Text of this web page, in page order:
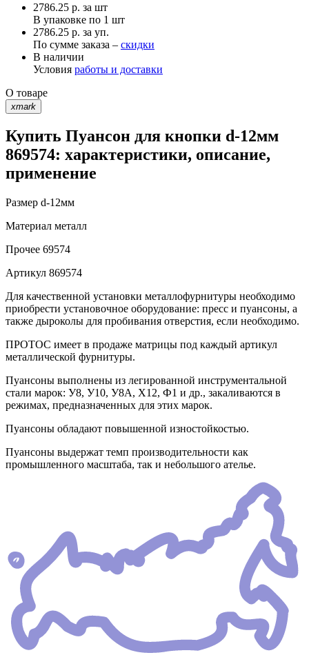
2786.25 р. за шт
В упаковке по 1 шт
2786.25 р. за уп.
По сумме заказа – скидки
В наличии
Условия работы и доставки
О товаре
xmark
Купить Пуансон для кнопки d-12мм
869574: характеристики, описание,
применение
Размер d-12мм
Материал металл
Прочее 69574
Артикул 869574
Для качественной установки металлофурнитуры необходимо
приобрести установочное оборудование: пресс и пуансоны, а
также дыроколы для пробивания отверстия, если необходимо.
ПРОТОС имеет в продаже матрицы под каждый артикул
металлической фурнитуры.
Пуансоны выполнены из легированной инструментальной
стали марок: У8, У10, У8А, Х12, Ф1 и др., закаливаются в
режимах, предназначенных для этих марок.
Пуансоны обладают повышенной изностойкостью.
Пуансоны выдержат темп производительности как
промышленного масштаба, так и небольшого ателье.